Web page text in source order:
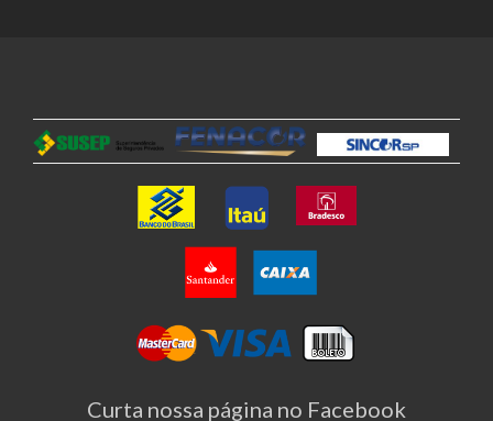
Curta nossa página no Facebook